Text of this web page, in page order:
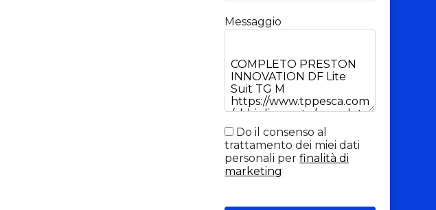
Messaggio
Do il consenso al
trattamento dei miei dati
personali perfinalità di
marketing